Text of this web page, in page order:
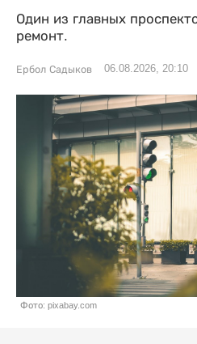
Один из главных
ремонт.
Ербол Садыков 06.08.2026, 20:10
Фото: pixabay.com